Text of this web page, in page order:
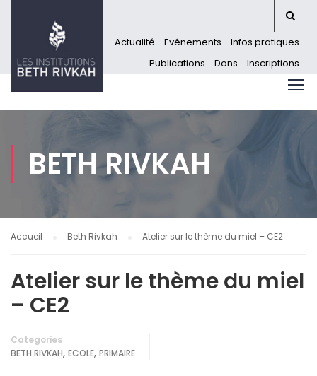
Actualité Evénements
Infos pratiques
Publications
Dons Inscriptions
BETH RIVKAH
Accueil Beth Rivkah Atelier sur le thème du miel – CE2
Atelier sur le thème du miel
– CE2
Categories
BETH RIVKAH, ECOLE, PRIMAIRE